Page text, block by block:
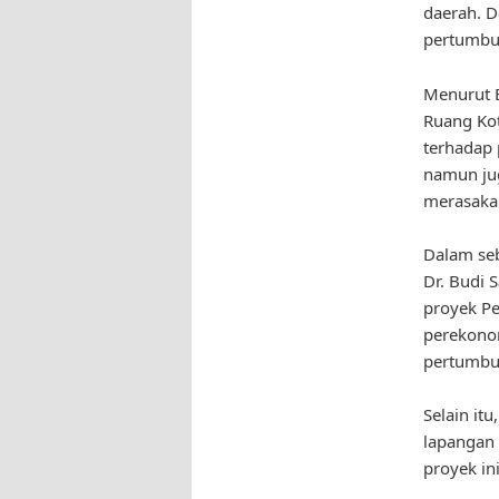
daerah.
Menurut
Ruang
terhadap
namun
Dalam
Dr. Budi
proyek
Selain
proyek